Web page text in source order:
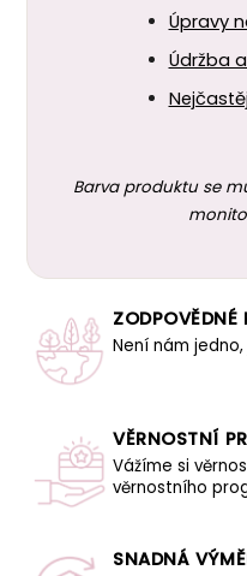
Úpravy
Údržba
Barva produktu se
ZODPOVĚDNÉ
Není nám
VĚRNOSTNÍ
Vážíme si
věrnostního
SNADNÁ